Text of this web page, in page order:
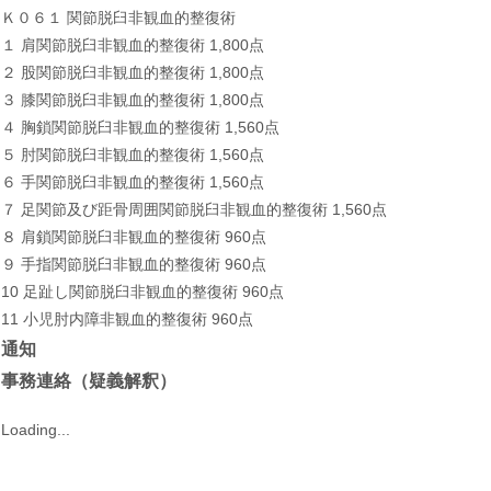
Ｋ０６１ 関節脱臼非観血的整復術
１ 肩関節脱臼非観血的整復術 1,800点
２ 股関節脱臼非観血的整復術 1,800点
３ 膝関節脱臼非観血的整復術 1,800点
４ 胸鎖関節脱臼非観血的整復術 1,560点
５ 肘関節脱臼非観血的整復術 1,560点
６ 手関節脱臼非観血的整復術 1,560点
７ 足関節及び距骨周囲関節脱臼非観血的整復術 1,560点
８ 肩鎖関節脱臼非観血的整復術 960点
９ 手指関節脱臼非観血的整復術 960点
10 足趾し関節脱臼非観血的整復術 960点
11 小児肘内障非観血的整復術 960点
通知
事務連絡（疑義解釈）
Loading...